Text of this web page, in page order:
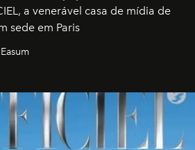
a venerável casa de mídia de
sede em Paris